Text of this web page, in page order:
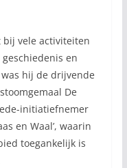
bij vele activiteiten
en
hij de drijvende
De
initiatiefnemer
en Waal’, waarin
toegankelijk is